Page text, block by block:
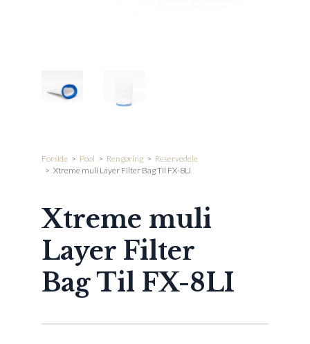
Forside > Pool > Rengøring > Reservedele
> Xtreme muli Layer Filter Bag Til FX-8LI
Xtreme muli
Layer Filter
Bag Til FX-8LI